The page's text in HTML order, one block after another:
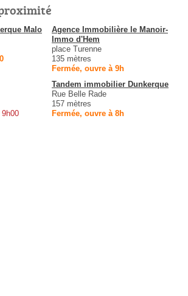
Malo
Agence Immobilière le Manoir-
Immo d'Hem
place Turenne
135 mètres
Fermée, ouvre à 9h
Tandem immobilier Dunkerque
Rue Belle Rade
157 mètres
Fermée, ouvre à 8h